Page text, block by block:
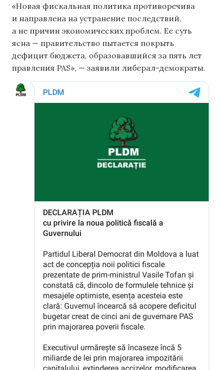
«Новая фискальная политика противоречива
и направлена ​​на устранение последствий,
а не причин экономических проблем. Ее суть
ясна — правительство пытается покрыть
дефицит бюджета, образовавшийся за пять лет
правления PAS», — заявили либерал-демократы.